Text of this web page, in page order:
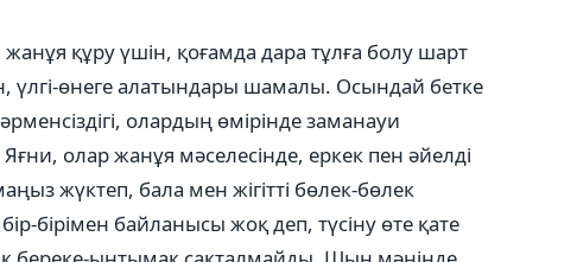
құру үшін, қоғамда дара тұлға болу шарт
үлгі-өнеге алатындары шамалы. Осындай бетке
олардың өмірінде заманауи
олар жанұя мәселесінде, еркек пен әйелді
жүктеп, бала мен жігітті бөлек-бөлек
бірімен байланысы жоқ деп, түсіну өте қате